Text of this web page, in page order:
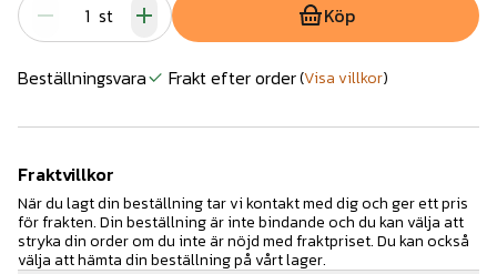
st Köp
Beställningsvara Frakt efter order(Visa villkor)
Fraktvillkor
När du lagt din beställning tar vi kontakt med dig och ger ett pris
för frakten. Din beställning är inte bindande och du kan välja att
stryka din order om du inte är nöjd med fraktpriset. Du kan också
välja att hämta din beställning på vårt lager.